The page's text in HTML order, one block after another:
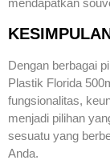
Dengan berbagai
Plastik Florida
fungsionalitas,
menjadi pilihan
sesuatu yang
Anda.